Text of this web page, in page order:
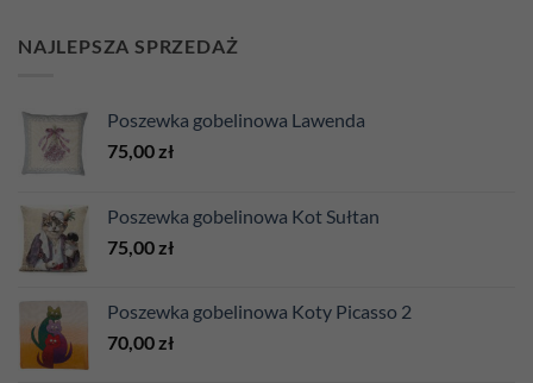
NAJLEPSZA SPRZEDAŻ
Poszewka gobelinowa Lawenda
75,00 zł
Poszewka gobelinowa Kot Sułtan
75,00 zł
Poszewka gobelinowa Koty Picasso 2
70,00 zł